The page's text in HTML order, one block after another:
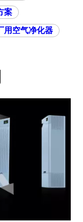
案
用空气净化器